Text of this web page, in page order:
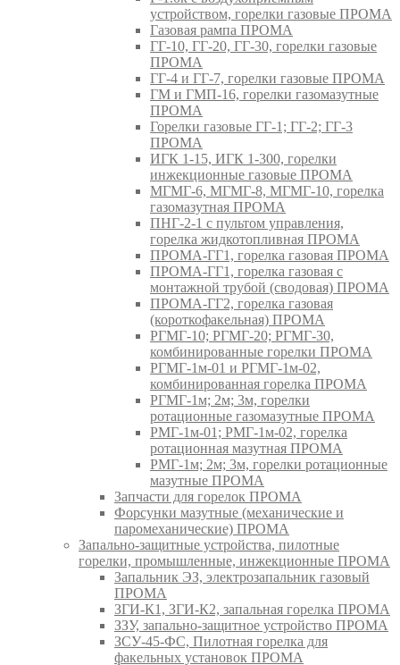
устройством, горелки газовые ПРОМА
Газовая рампа ПРОМА
ГГ-10, ГГ-20, ГГ-30, горелки газовые
ПРОМА
ГГ-4 и ГГ-7, горелки газовые ПРОМА
ГМ и ГМП-16, горелки газомазутные
ПРОМА
Горелки газовые ГГ-1; ГГ-2; ГГ-3
ПРОМА
ИГК 1-15, ИГК 1-300, горелки
инжекционные газовые ПРОМА
МГМГ-6, МГМГ-8, МГМГ-10, горелка
газомазутная ПРОМА
ПНГ-2-1 с пультом управления,
горелка жидкотопливная ПРОМА
ПРОМА-ГГ1, горелка газовая ПРОМА
ПРОМА-ГГ1, горелка газовая с
монтажной трубой (сводовая) ПРОМА
ПРОМА-ГГ2, горелка газовая
(короткофакельная) ПРОМА
РГМГ-10; РГМГ-20; РГМГ-30,
комбинированные горелки ПРОМА
РГМГ-1м-01 и РГМГ-1м-02,
комбинированная горелка ПРОМА
РГМГ-1м; 2м; 3м, горелки
ротационные газомазутные ПРОМА
РМГ-1м-01; РМГ-1м-02, горелка
ротационная мазутная ПРОМА
РМГ-1м; 2м; 3м, горелки ротационные
мазутные ПРОМА
Запчасти для горелок ПРОМА
Форсунки мазутные (механические и
паромеханические) ПРОМА
Запально-защитные устройства, пилотные
горелки, промышленные, инжекционные ПРОМА
Запальник ЭЗ, электрозапальник газовый
ПРОМА
ЗГИ-К1, ЗГИ-К2, запальная горелка ПРОМА
ЗЗУ, запально-защитное устройство ПРОМА
ЗСУ-45-ФС, Пилотная горелка для
факельных установок ПРОМА